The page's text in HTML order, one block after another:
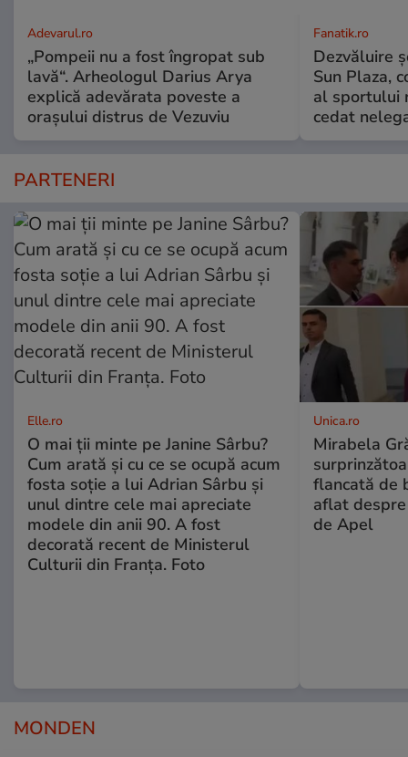
Adevarul.ro
„Pompeii nu a fost îngropat sub
lavă“. Arheologul Darius Arya
explică adevărata poveste a
orașului distrus de Vezuviu
Fanatik.ro
Dezvăluire
Sun Plaza,
al sportului
cedat
PARTENERI
Elle.ro
O mai ții minte pe Janine Sârbu?
Cum arată și cu ce se ocupă acum
fosta soție a lui Adrian Sârbu și
unul dintre cele mai apreciate
modele din anii 90. A fost
decorată recent de Ministerul
Culturii din Franța. Foto
Unica.ro
Mirabela
flancată de
aflat
de Apel
MONDEN